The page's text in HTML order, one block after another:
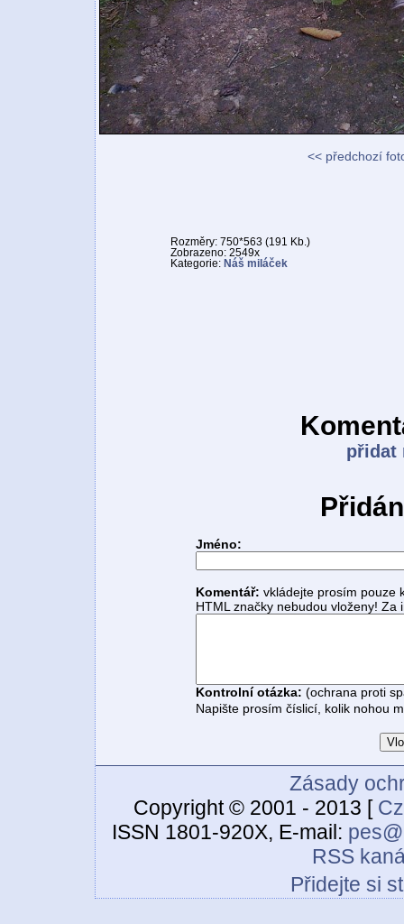
<< předchozí
Rozměry: 750*563 (191 Kb.)
Zobrazeno: 2549x
Kategorie: Náš miláček
přidat
Jméno:
Komentář: vkládejte prosím pouze
HTML značky nebudou vloženy!
Kontrolní otázka: (ochrana proti
Napište prosím číslicí, kolik nohou
Zásady
Copyright © 2001 - 2013 [
ISSN 1801-920X, E-mail:
RSS
Přidejte si